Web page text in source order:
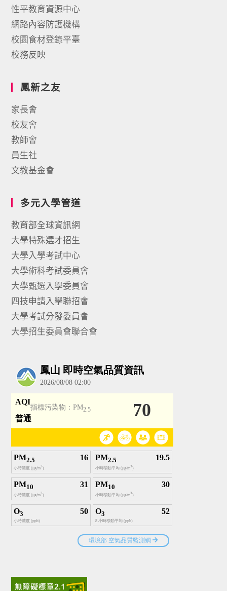
性平教育資源中心
網路內容防護機構
校園食材登錄平臺
校務反映
鳳新之友
家長會
校友會
教師會
員生社
文教基金會
多元入學管道
教育部全球資訊網
大學特殊選才招生
大學入學考試中心
大學術科考試委員會
大學甄選入學委員會
四技申請入學聯招會
大學考試分發委員會
大學招生委員會聯合會